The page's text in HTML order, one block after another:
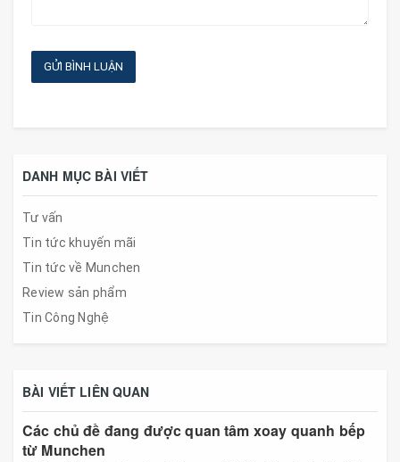
GỬI BÌNH LUẬN
DANH MỤC BÀI VIẾT
Tư vấn
Tin tức khuyến mãi
Tin tức về Munchen
Review sản phẩm
Tin Công Nghệ
BÀI VIẾT LIÊN QUAN
Các chủ đề đang được quan tâm xoay quanh bếp
từ Munchen